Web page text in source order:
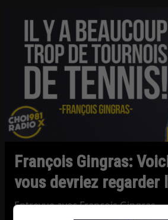
François Gingras:
vous devriez regarder
Entrevue avec François Gingras.